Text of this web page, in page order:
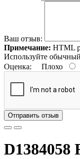
Ваш отзыв:
Примечание: HTML
Используйте обычный
Оценка: Плохо
Отправить отзыв
D1384058